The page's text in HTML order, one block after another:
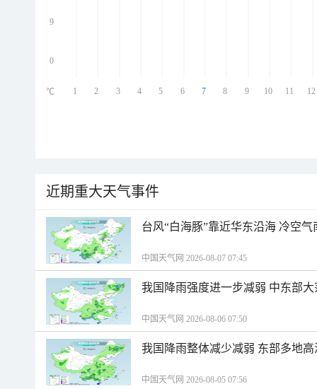
9
0
1 2 3 4 5 6 7 8 9 10 11 12
℃
近期重大天气事件
台风“白海豚”靠近华东沿海 冷空
中国天气网 2026-08-07 07:45
我国降雨强度进一步减弱 中东部
中国天气网 2026-08-06 07:50
我国降雨整体减少减弱 东部多地
中国天气网 2026-08-05 07:56